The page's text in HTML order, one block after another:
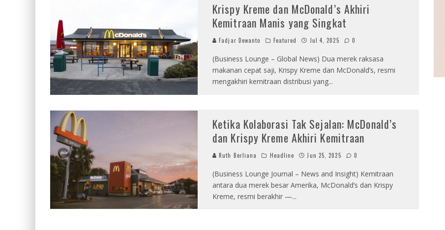
Krispy Kreme dan McDonald’s Akhiri
Kemitraan Manis yang Singkat
Fadjar Dewanto Featured Jul 4, 2025 0
(Business Lounge – Global News) Dua merek raksasa
makanan cepat saji, Krispy Kreme dan McDonald’s, resmi
mengakhiri kemitraan distribusi yang...
Ketika Kolaborasi Tak Sejalan: McDonald’s
dan Krispy Kreme Akhiri Kemitraan
Ruth Berliana Headline Jun 25, 2025 0
(Business Lounge Journal – News and Insight) Kemitraan
antara dua merek besar Amerika, McDonald’s dan Krispy
Kreme, resmi berakhir —...